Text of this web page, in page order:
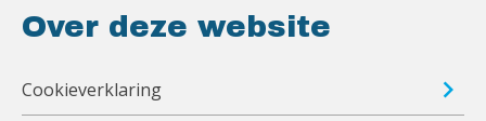
Over deze website
Cookieverklaring